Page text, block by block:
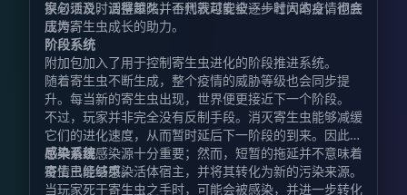
家必须及时调整策略，否则就可能被逐步壮大的疫情彻底
压垮。
换句话说，活得越久并不代表越安全——时间本身，也会
成为寄生虫成长的助力。
阶段系统
附加包加入了用于控制寄生虫进化的阶段推进系统。
随着寄生虫不断生成，整个疫情的威胁等级也会同步提
升。每当新的寄生虫出现，世界便更接近下一个阶段。
不过，玩家并非完全没有反制手段。消灭寄生虫能够减缓
它们的进化速度，从而暂时延后下一阶段的到来。因此，
尽早清理感染源十分重要；然而，短暂的拖延并不意味着
疫情已经结束。
感染系统
寄生虫能够感染活体宿主，并将其转化为新的污染来源。
当玩家死于寄生虫之手时，可能会被感染，并进一步转化